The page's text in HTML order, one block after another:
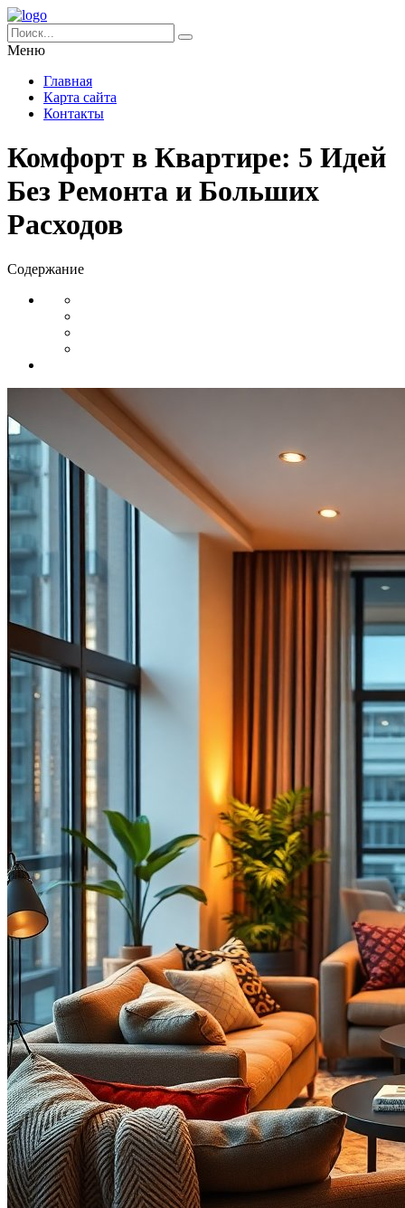
Меню
Главная
Карта сайта
Контакты
Комфорт в Квартире: 5 Идей
Без Ремонта и Больших
Расходов
Содержание